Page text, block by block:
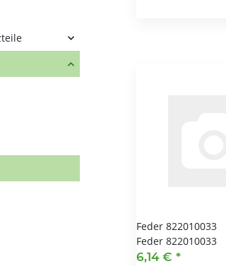
Feder 822010033
Feder 822010033
6,14 € *